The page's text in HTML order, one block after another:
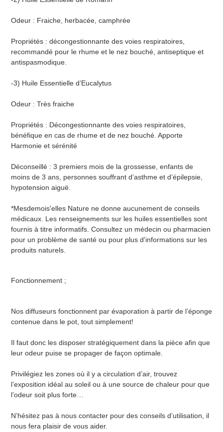
Odeur : Fraiche, herbacée, camphrée
Propriétés : décongestionnante des voies respiratoires,
recommandé pour le rhume et le nez bouché, antiseptique et
antispasmodique.
-3) Huile Essentielle d’Eucalytus
Odeur : Très fraiche
Propriétés : Décongestionnante des voies respiratoires,
bénéfique en cas de rhume et de nez bouché. Apporte
Harmonie et sérénité
Déconseillé : 3 premiers mois de la grossesse, enfants de
moins de 3 ans, personnes souffrant d’asthme et d’épilepsie,
hypotension aiguë.
*Mesdemois'elles Nature ne donne aucunement de conseils
médicaux. Les renseignements sur les huiles essentielles sont
fournis à titre informatifs. Consultez un médecin ou pharmacien
pour un problème de santé ou pour plus d'informations sur les
produits naturels.
Fonctionnement ;
Nos diffuseurs fonctionnent par évaporation à partir de l’éponge
contenue dans le pot, tout simplement!
Il faut donc les disposer stratégiquement dans la pièce afin que
leur odeur puise se propager de façon optimale.
Privilégiez les zones où il y a circulation d’air, trouvez
l’exposition idéal au soleil ou à une source de chaleur pour que
l’odeur soit plus forte…
N’hésitez pas à nous contacter pour des conseils d’utilisation, il
nous fera plaisir de vous aider.